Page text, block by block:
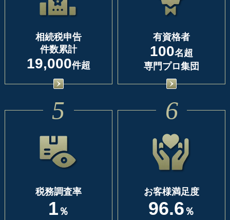
相続税申告
件数累計
19,000件超
有資格者
100名超
専門プロ集団
5
税務調査率
1 ％
6
お客様満足度
96.6 ％